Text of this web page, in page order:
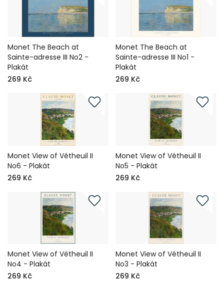
Monet The Beach at
Sainte-adresse III No2 -
Plakát
269 Kč
Monet The Beach at
Sainte-adresse III No1 -
Plakát
269 Kč
Monet View of Vétheuil II
No6 - Plakát
269 Kč
Monet View of Vétheuil II
No5 - Plakát
269 Kč
Monet View of Vétheuil II
No4 - Plakát
269 Kč
Monet View of Vétheuil II
No3 - Plakát
269 Kč